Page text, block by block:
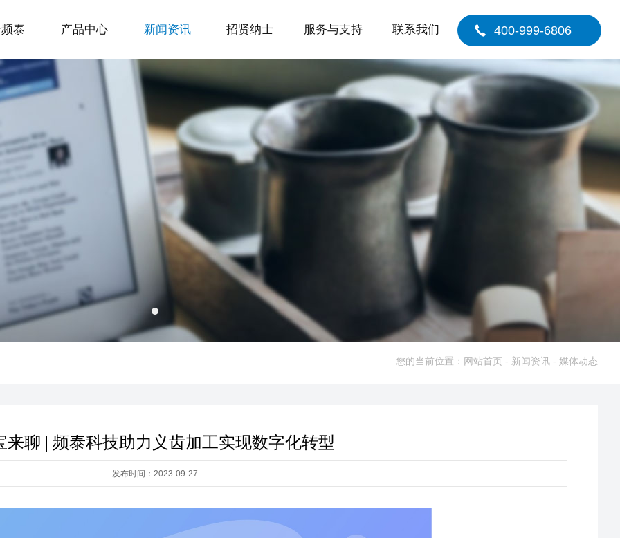
泰 产品中心 新闻资讯 招贤纳士 服务与支持 联系我们 400-999-6806
您的当前位置： 网站首页 - 新闻资讯 - 媒体动态
来聊 | 频泰科技助力义齿加工实现数字化转型
发布时间：2023-09-27